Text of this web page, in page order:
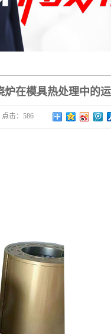
炉在模具热处理中的
点击： 586